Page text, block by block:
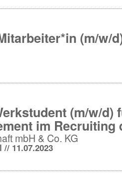
(m/w/
(m/w/
im Recruiting
mbH & Co. KG
11.07.2023